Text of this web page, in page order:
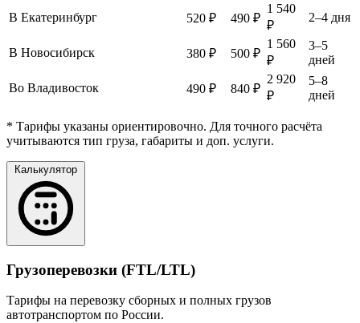
В Екатеринбург 520 ₽ 490 ₽
1 540
₽
2–4 дня
В Новосибирск 380 ₽ 500 ₽
1 560
₽
3–5
дней
Во Владивосток 490 ₽ 840 ₽
2 920
₽
5–8
дней
* Тарифы указаны ориентировочно. Для точного расчёта
учитываются тип груза, габариты и доп. услуги.
Калькулятор
Грузоперевозки (FTL/LTL)
Тарифы на перевозку сборных и полных грузов
автотранспортом по России.